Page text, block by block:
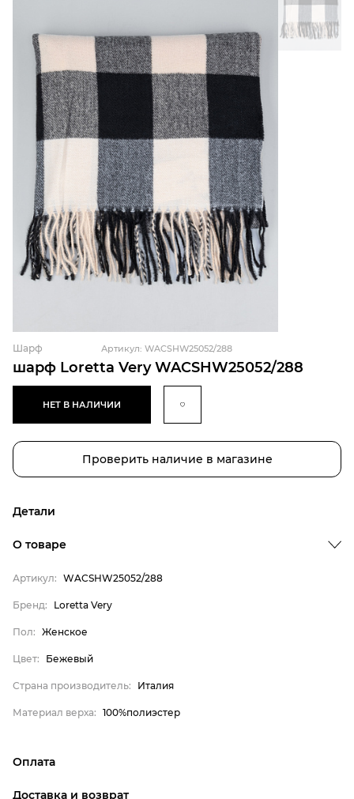
шарф Loretta Very WACSHW25052/288
Шарф Артикул: WACSHW25052/288
НЕТ В НАЛИЧИИ
Проверить наличие в магазине
Детали
Бренд
Цвет
О товаре
Артикул: WACSHW25052/288
Бренд: Loretta Very
Пол: Женское
Цвет: Бежевый
Страна производитель: Италия
Материал верха: 100%полиэстер
Оплата
Доставка и возврат